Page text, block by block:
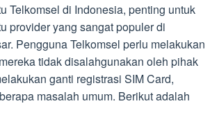
Telkomsel di Indonesia, penting untuk
provider yang sangat populer di
Pengguna Telkomsel perlu melakukan
tidak disalahgunakan oleh pihak
ganti registrasi SIM Card,
masalah umum. Berikut adalah